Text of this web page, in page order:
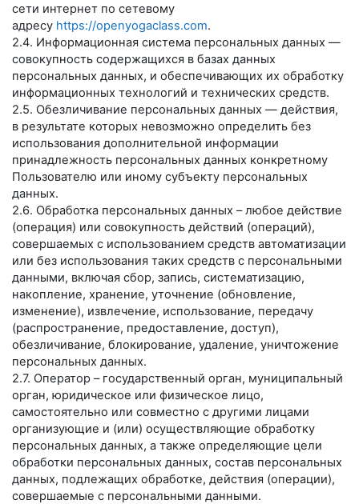
сети интернет по сетевому
адресу https://openyogaclass.com.
2.4. Информационная система персональных данных —
совокупность содержащихся в базах данных
персональных данных, и обеспечивающих их обработку
информационных технологий и технических средств.
2.5. Обезличивание персональных данных — действия,
в результате которых невозможно определить без
использования дополнительной информации
принадлежность персональных данных конкретному
Пользователю или иному субъекту персональных
данных.
2.6. Обработка персональных данных – любое действие
(операция) или совокупность действий (операций),
совершаемых с использованием средств автоматизации
или без использования таких средств с персональными
данными, включая сбор, запись, систематизацию,
накопление, хранение, уточнение (обновление,
изменение), извлечение, использование, передачу
(распространение, предоставление, доступ),
обезличивание, блокирование, удаление, уничтожение
персональных данных.
2.7. Оператор – государственный орган, муниципальный
орган, юридическое или физическое лицо,
самостоятельно или совместно с другими лицами
организующие и (или) осуществляющие обработку
персональных данных, а также определяющие цели
обработки персональных данных, состав персональных
данных, подлежащих обработке, действия (операции),
совершаемые с персональными данными.